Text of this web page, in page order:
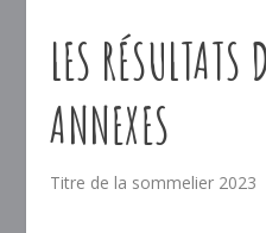
LES RÉSULTATS
ANNEXES
Titre de la sommelier 2023